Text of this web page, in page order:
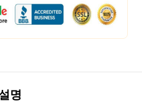
명